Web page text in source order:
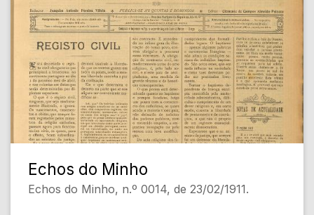
- Quem são os reaccionarios? (Zarco) [Política]
- Decreto ácerca do culto religioso. São
prohibidos os actos do culto fóra dos templos
(Não especificado) [Legislação]
[Conteúdo Gerado por Inteligência Artificial,
pode conter erros]
Echos do Minho
Echos do Minho, n.º 0014, de 23/02/1911.